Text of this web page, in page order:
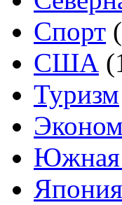
Спорт
США
Туризм
Южная
Япония